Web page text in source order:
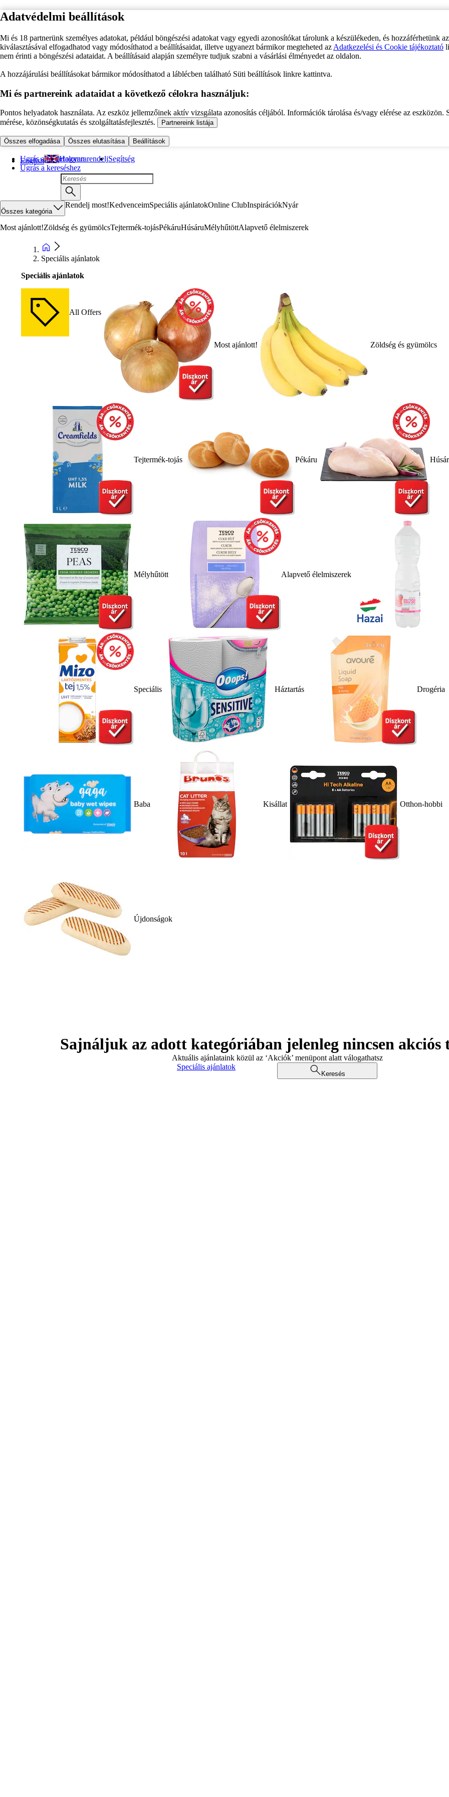
Adatvédelmi beállítások
Mi és 18 partnerünk személyes adatokat, például böngészési adatokat vagy egyedi azonosítókat tárolunk a készülékeden, és hozzáférhetünk
kiválasztásával elfogadhatod vagy módosíthatod a beállításaidat, illetve ugyanezt bármikor megteheted az Adatkezelési és Cookie tájékoztató
nem érinti a böngészési adataidat. A beállításaid alapján személyre tudjuk szabni a vásárlási élményedet az oldalon.
A hozzájárulási beállításokat bármikor módosíthatod a láblécben található Süti beállítások linkre kattintva.
Mi és partnereink adataidat a következő célokra használjuk:
Pontos helyadatok használata. Az eszköz jellemzőinek aktív vizsgálata azonosítás céljából. Információk tárolása és/vagy elérése az eszközön.
mérése, közönségkutatás és szolgáltatásfejlesztés.
Partnereink listája
Összes elfogadása Összes elutasítása Beállítások
Ugrás a fő tartalomra
Ugrás a kereséshez
English Hogyan rendeljSegítség
Összes kategória
Rendelj most!KedvenceimSpeciális ajánlatokOnline ClubInspirációkNyár
Most ajánlott!Zöldség és gyümölcsTejtermék-tojásPékáruHúsáruMélyhűtöttAlapvető élelmiszerek
Speciális ajánlatok
Speciális ajánlatok
All Offers
Most ajánlott! Zöldség és gyümölcs
Tejtermék-tojás Pékáru
Mélyhűtött Alapvető élelmiszerek
Speciális Háztartás Drogéria
Baba Kisállat Otthon-hobbi
Újdonságok
Sajnáljuk az adott kategóriában jelenleg nincsen akciós
Aktuális ajánlataink közül az ‘Akciók’ menüpont alatt válogathatsz
Speciális ajánlatok
Keresés